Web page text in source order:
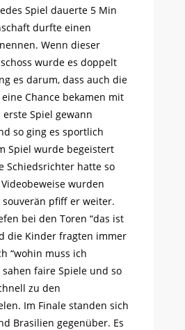
Spiel dauerte 5 Min
durfte einen
Wenn dieser
wurde es doppelt
es darum, dass auch die
Chance bekamen mit
Spiel gewann
so ging es sportlich
Spiel wurde begeistert
Schiedsrichter hatte so
wurden
pfiff er weiter.
bei den Toren “das ist
die Kinder fragten immer
“wohin muss ich
sahen faire Spiele und so
zu den
Im Finale standen sich
Brasilien gegenüber. Es